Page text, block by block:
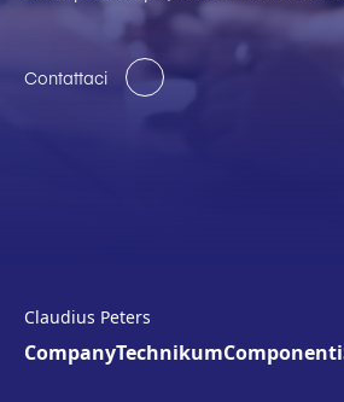
Contattaci
Claudius Peters
CompanyTechnikumComponenti